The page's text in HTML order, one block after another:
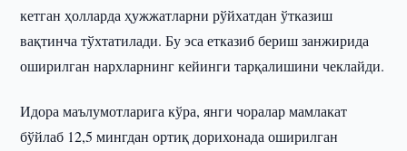
кетган ҳолларда ҳужжатларни рўйхатдан ўтказиш
вақтинча тўхтатилади. Бу эса етказиб бериш занжирида
оширилган нархларнинг кейинги тарқалишини чеклайди.
Идора маълумотларига кўра, янги чоралар мамлакат
бўйлаб 12,5 мингдан ортиқ дорихонада оширилган